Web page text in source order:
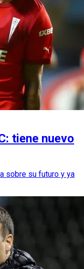
tiene nuevo
sobre su futuro y ya